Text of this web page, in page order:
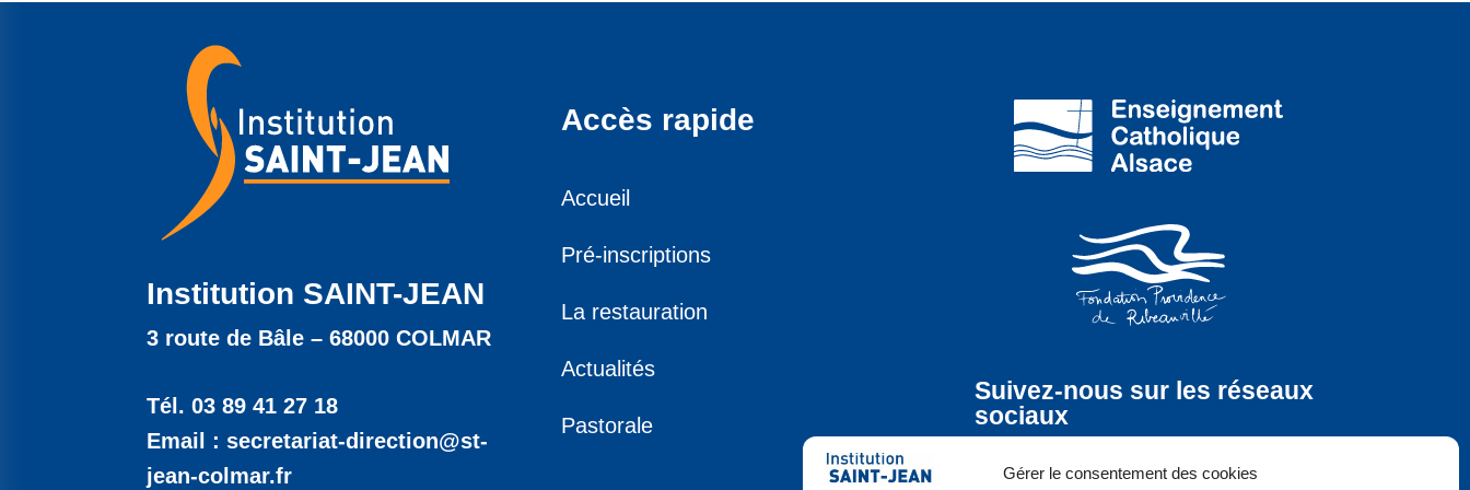
Gérer le consentement des cookies
Institution SAINT-JEAN
3 route de Bâle – 68000 COLMAR
Tél. 03 89 41 27 18
Email : secretariat-direction@st-
jean-colmar.fr
Accès rapide
Accueil
Pré-inscriptions
La restauration
Actualités
Pastorale
Suivez-nous sur les réseaux
sociaux